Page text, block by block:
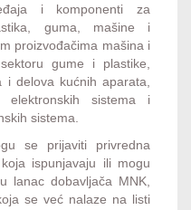
i komponenti za
guma, mašine i
proizvođačima mašina i
gume i plastike,
i delova kućnih aparata,
sistema i
sistema.
se prijaviti privredna
ispunjavaju ili mogu
lanac dobavljača MNK,
se već nalaze na listi